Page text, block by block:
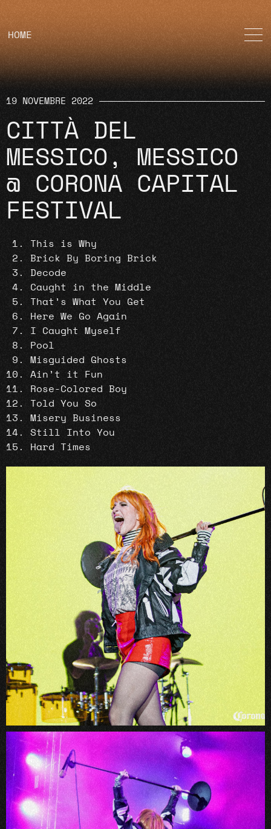
HOME
19 NOVEMBRE 2022
CITTÀ DEL
MESSICO, MESSICO
@ CORONA CAPITAL
FESTIVAL
This is Why
Brick By Boring Brick
Decode
Caught in the Middle
That’s What You Get
Here We Go Again
I Caught Myself
Pool
Misguided Ghosts
Ain’t it Fun
Rose-Colored Boy
Told You So
Misery Business
Still Into You
Hard Times